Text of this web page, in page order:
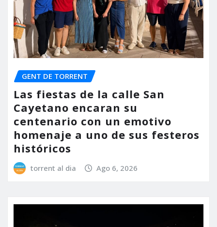
GENT DE TORRENT
Las fiestas de la calle San
Cayetano encaran su
centenario con un emotivo
homenaje a uno de sus festeros
históricos
torrent al dia Ago 6, 2026